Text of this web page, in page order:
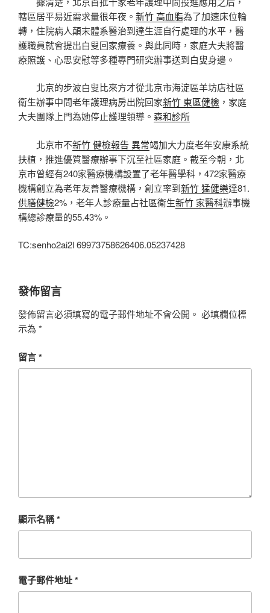
轄區居平易近需求量很年夜。 新竹 高血脂為了加速床位輪
轉，住院病人顛末體系醫治到達生涯自行處理的水平，醫
護職員就會提出白叟回家療養。與此同時，家庭大夫將醫
療照護、心思安慰等多種專門研究辦事送到白叟身邊。
北京的步波白叟比來方才從北京市海淀區羊坊店社區
衛生辦事中間老年護理病房出院回家新竹 東區健檢 ，家庭
大夫團隊上門為她停止護理領導。 森和診所
北京市不新竹 健檢報告 異常竭加大力度老年安康系統
扶植，推進優質醫療辦事下沉至社區家庭。截至今朝，北
京市曾經有240家醫療機構設置了老年醫學科，472家醫療
機構創立為老年友善醫療機構，創立率到新竹 猛健樂達81.
供膳健檢2%，老年人診療量占社區衛生新竹 家醫科辦事機
構總診療量的55.43%。
TC:senho2ai2l 69973758626406.05237428
發佈留言
發佈留言必須填寫的電子郵件地址不會公開。 必填欄位標
示為 *
留言*
顯示名稱*
電子郵件地址*